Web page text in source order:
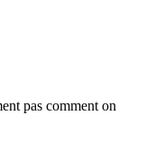
pas comment on